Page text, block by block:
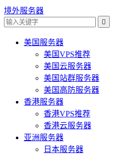
境外服务器

美国服务器
美国VPS推荐
美国云服务器
美国站群服务器
美国高防服务器
香港服务器
香港VPS推荐
香港云服务器
亚洲服务器
日本服务器